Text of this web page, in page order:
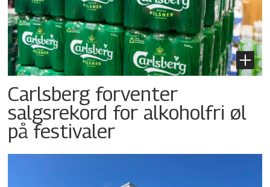
Carlsberg forventer
salgsrekord for alkoholfri øl
på festivaler